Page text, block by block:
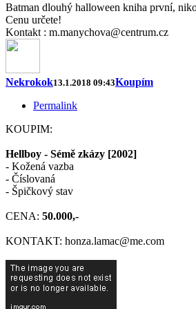
Batman dlouhý halloween kniha první,
Cenu určete!
Kontakt : m.manychova@centrum.cz
Nekrokok13.1.2018 09:43Koupím
Permalink
KOUPIM:
Hellboy - Sémě zkázy [2002]
- Kožená vazba
- Číslovaná
- Špičkový stav
CENA: 50.000,-
KONTAKT: honza.lamac@me.com